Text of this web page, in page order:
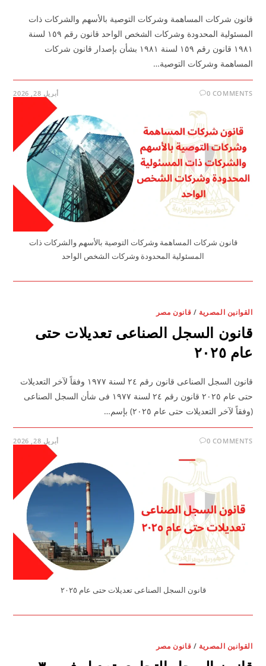
قانون شركات المساهمة وشركات التوصية بالأسهم والشركات ذات
المسئولية المحدودة وشركات الشخص الواحد قانون رقم ١٥٩ لسنة
١٩٨١ قانون رقم ١٥٩ لسنة ١٩٨١ بشأن بإصدار قانون شركات
المساهمة وشركات التوصية…
0 COMMENTS أبريل 28, 2026
قانون شركات المساهمة وشركات التوصية بالأسهم والشركات ذات
المسئولية المحدودة وشركات الشخص الواحد
القوانين المصرية / قانون مصر
قانون السجل الصناعى تعديلات حتى
عام ٢٠٢٥
قانون السجل الصناعى قانون رقم ٢٤ لسنة ١٩٧٧ وفقاً لآخر التعديلات
حتى عام ٢٠٢٥ قانون رقم ٢٤ لسنة ١٩٧٧ فى شأن السجل الصناعى
(وفقاً لآخر التعديلات حتى عام ٢٠٢٥) بإسم…
0 COMMENTS أبريل 28, 2026
قانون السجل الصناعى تعديلات حتى عام ٢٠٢٥
القوانين المصرية / قانون مصر